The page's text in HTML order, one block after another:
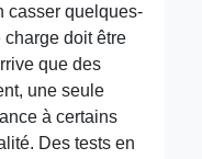
casser quelques-
doit être
que des
une seule
à certains
Des tests en